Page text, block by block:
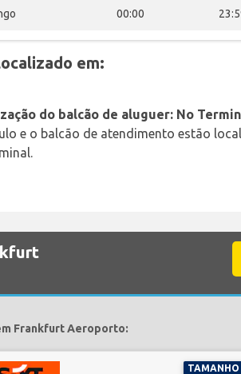
00:00
em:
do balcão de aluguer: No
e o balcão de atendimento estão
Frankfurt Aeroporto: